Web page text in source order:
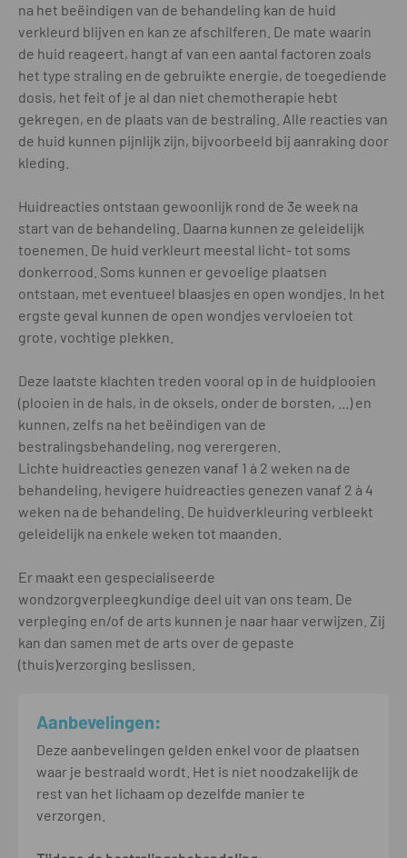
na het beëindigen van de behandeling kan de huid
verkleurd blijven en kan ze afschilferen. De mate waarin
de huid reageert, hangt af van een aantal factoren zoals
het type straling en de gebruikte energie, de toegediende
dosis, het feit of je al dan niet chemotherapie hebt
gekregen, en de plaats van de bestraling. Alle reacties van
de huid kunnen pijnlijk zijn, bijvoorbeeld bij aanraking door
kleding.
Huidreacties ontstaan gewoonlijk rond de 3e week na
start van de behandeling. Daarna kunnen ze geleidelijk
toenemen. De huid verkleurt meestal licht- tot soms
donkerrood. Soms kunnen er gevoelige plaatsen
ontstaan, met eventueel blaasjes en open wondjes. In het
ergste geval kunnen de open wondjes vervloeien tot
grote, vochtige plekken.
Deze laatste klachten treden vooral op in de huidplooien
(plooien in de hals, in de oksels, onder de borsten, ...) en
kunnen, zelfs na het beëindigen van de
bestralingsbehandeling, nog verergeren.
Lichte huidreacties genezen vanaf 1 à 2 weken na de
behandeling, hevigere huidreacties genezen vanaf 2 à 4
weken na de behandeling. De huidverkleuring verbleekt
geleidelijk na enkele weken tot maanden.
Er maakt een gespecialiseerde
wondzorgverpleegkundige deel uit van ons team. De
verpleging en/of de arts kunnen je naar haar verwijzen. Zij
kan dan samen met de arts over de gepaste
(thuis)verzorging beslissen.
Aanbevelingen:
Deze aanbevelingen gelden enkel voor de plaatsen
waar je bestraald wordt. Het is niet noodzakelijk de
rest van het lichaam op dezelfde manier te
verzorgen.